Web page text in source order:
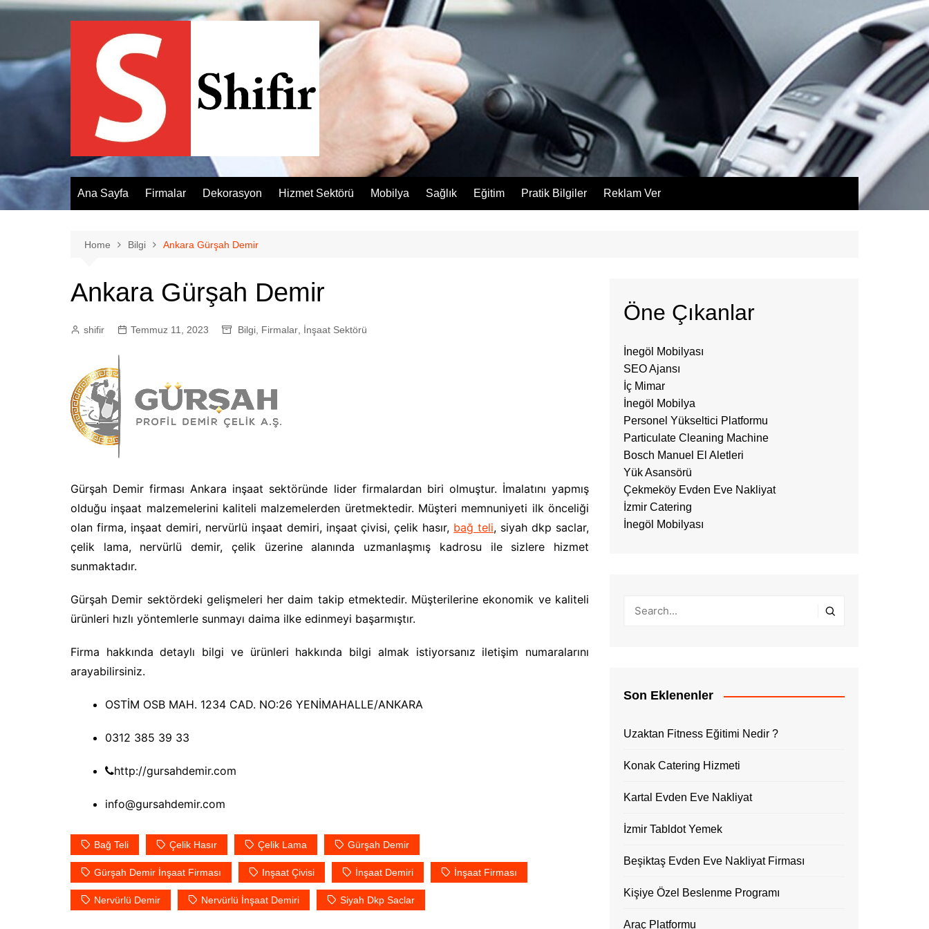
Skip
Ana Sayfa Firmalar Dekorasyon Hizmet Sektörü Mobilya Sağlık Eğitim Pratik Bilgiler Reklam Ver
Home Bilgi Ankara Gürşah Demir
Ankara Gürşah Demir
shifir Temmuz 11, 2023 Bilgi Firmalar İnşaat Sektörü
Gürşah Demir firması Ankara inşaat sektöründe lider firmalardan biri olmuştur. İmalatını yapmış
olduğu inşaat malzemelerini kaliteli malzemelerden üretmektedir. Müşteri memnuniyeti ilk önceliği
olan firma, inşaat demiri, nervürlü inşaat demiri, inşaat çivisi, çelik hasır, bağ teli, siyah dkp saclar,
çelik lama, nervürlü demir, çelik üzerine alanında uzmanlaşmış kadrosu ile sizlere hizmet
sunmaktadır.
Gürşah Demir sektördeki gelişmeleri her daim takip etmektedir. Müşterilerine ekonomik ve kaliteli
ürünleri hızlı yöntemlerle sunmayı daima ilke edinmeyi başarmıştır.
Firma hakkında detaylı bilgi ve ürünleri hakkında bilgi almak istiyorsanız iletişim numaralarını
arayabilirsiniz.
OSTİM OSB MAH. 1234 CAD. NO:26 YENİMAHALLE/ANKARA
0312 385 39 33
http://gursahdemir.com
info@gursahdemir.com
Bağ Teli Çelik Hasır Çelik Lama Gürşah Demir
Gürşah Demir İnşaat Firması Inşaat Çivisi İnşaat Demiri İnşaat Firması
Nervürlü Demir Nervürlü İnşaat Demiri Siyah Dkp Saclar
Öne Çıkanlar
İnegöl Mobilyası
SEO Ajansı
İç Mimar
İnegöl Mobilya
Personel Yükseltici Platformu
Particulate Cleaning Machine
Bosch Manuel El Aletleri
Yük Asansörü
Çekmeköy Evden Eve Nakliyat
İzmir Catering
İnegöl Mobilyası
Son Eklenenler
Uzaktan Fitness Eğitimi Nedir ?
Konak Catering Hizmeti
Kartal Evden Eve Nakliyat
İzmir Tabldot Yemek
Beşiktaş Evden Eve Nakliyat Firması
Kişiye Özel Beslenme Programı
Araç Platformu